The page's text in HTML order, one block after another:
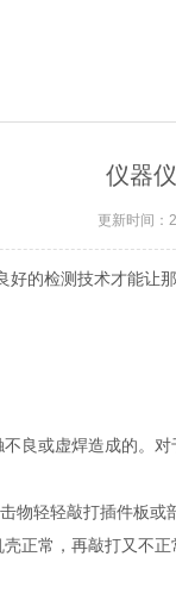
仪器
更新时间：
的检测技术才能
良或虚焊造成的。对
物轻轻敲打插件板
正常，再敲打又不